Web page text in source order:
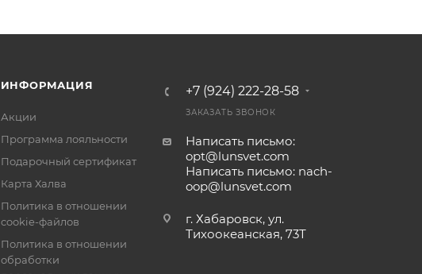
ИНФОРМАЦИЯ
Акции
Программа лояльности
Подарочный сертификат
Карта Халва
Политика в отношении
cookie-файлов
Политика в отношении
обработки
+7 (924) 222-28-58
ЗАКАЗАТЬ ЗВОНОК
Написать письмо:
opt@lunsvet.com
Написать письмо: nach-
oop@lunsvet.com
г. Хабаровск, ул.
Тихоокеанская, 73Т